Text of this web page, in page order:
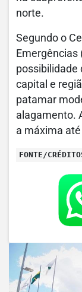
norte.
Segundo o
Emergências
possibilidade
capital e
patamar
alagamento.
a máxima até
FONTE/